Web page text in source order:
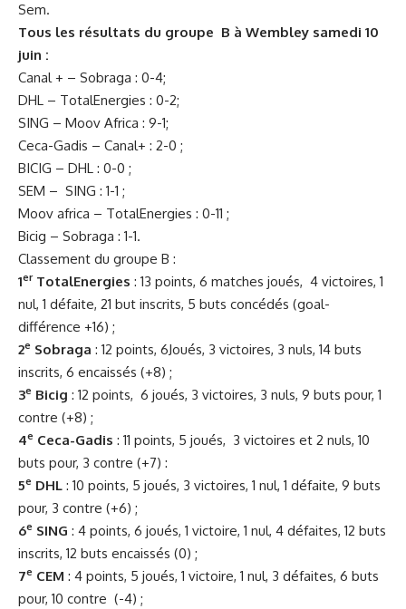
Sem.
Tous les résultats du groupe B à Wembley samedi 10
juin :
Canal + – Sobraga : 0-4;
DHL – TotalEnergies : 0-2;
SING – Moov Africa : 9-1;
Ceca-Gadis – Canal+ : 2-0 ;
BICIG – DHL : 0-0 ;
SEM – SING : 1-1 ;
Moov africa – TotalEnergies : 0-11 ;
Bicig – Sobraga : 1-1.
Classement du groupe B :
1erTotalEnergies : 13 points, 6 matches joués, 4 victoires, 1
nul, 1 défaite, 21 but inscrits, 5 buts concédés (goal-
différence +16) ;
2e Sobraga : 12 points, 6Joués, 3 victoires, 3 nuls, 14 buts
inscrits, 6 encaissés (+8) ;
3e Bicig : 12 points, 6 joués, 3 victoires, 3 nuls, 9 buts pour, 1
contre (+8) ;
4e Ceca-Gadis : 11 points, 5 joués, 3 victoires et 2 nuls, 10
buts pour, 3 contre (+7) :
5e DHL : 10 points, 5 joués, 3 victoires, 1 nul, 1 défaite, 9 buts
pour, 3 contre (+6) ;
6e SING : 4 points, 6 joués, 1 victoire, 1 nul, 4 défaites, 12 buts
inscrits, 12 buts encaissés (0) ;
7e CEM : 4 points, 5 joués, 1 victoire, 1 nul, 3 défaites, 6 buts
pour, 10 contre (-4) ;